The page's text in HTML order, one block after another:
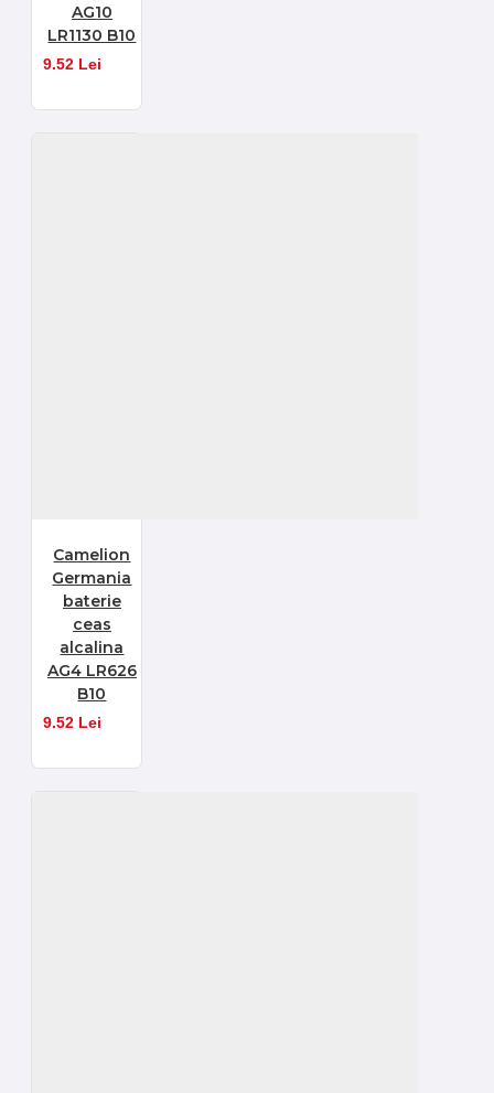
AG10
LR1130 B10
9.52 Lei
Camelion
Germania
baterie
ceas
alcalina
AG4 LR626
B10
9.52 Lei